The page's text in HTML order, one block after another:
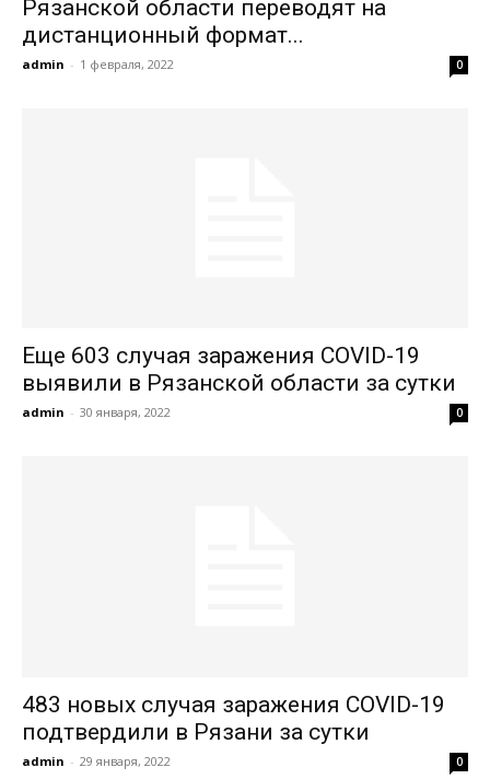
Рязанской области переводят на
дистанционный формат...
admin - 1 февраля, 2022 0
Еще 603 случая заражения COVID-19
выявили в Рязанской области за сутки
admin - 30 января, 2022 0
483 новых случая заражения COVID-19
подтвердили в Рязани за сутки
admin - 29 января, 2022 0